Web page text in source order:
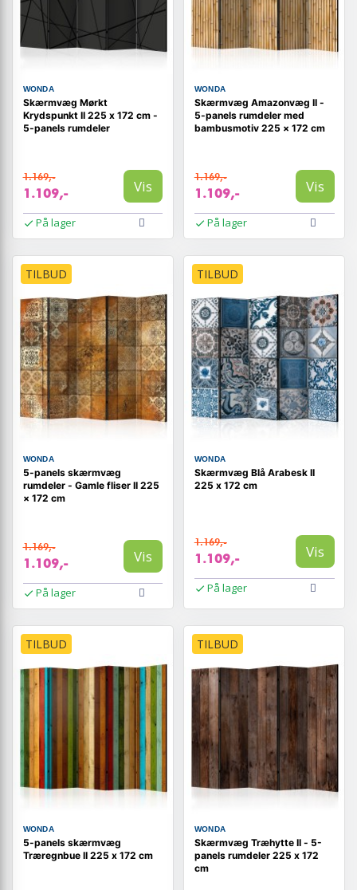
WONDA
Skærmvæg Mørkt
Krydspunkt II 225 x 172 cm -
5-panels rumdeler
1.169,-
1.109,- Vis
På lager
WONDA
Skærmvæg Amazonvæg II -
5-panels rumdeler med
bambusmotiv 225 × 172 cm
1.169,-
1.109,- Vis
På lager
TILBUD
WONDA
5-panels skærmvæg
rumdeler - Gamle fliser II 225
× 172 cm
1.169,-
1.109,- Vis
På lager
TILBUD
WONDA
Skærmvæg Blå Arabesk II
225 x 172 cm
1.169,-
1.109,- Vis
På lager
TILBUD
WONDA
5-panels skærmvæg
Træregnbue II 225 x 172 cm
TILBUD
WONDA
Skærmvæg Træhytte II - 5-
panels rumdeler 225 x 172
cm